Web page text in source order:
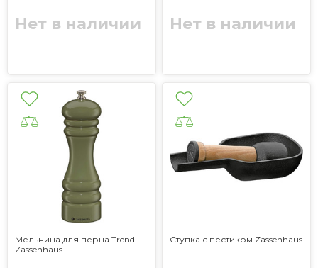
Нет в наличии Нет в наличии
Мельница для перца Trend
Zassenhaus
Ступка с пестиком Zassenhaus